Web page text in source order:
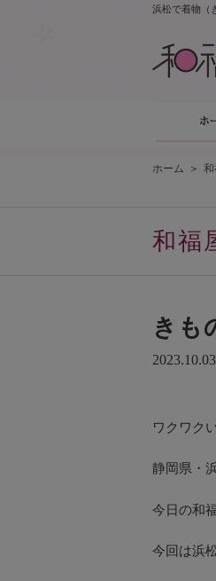
浜松で着物（
ホーム ＞
和福
きも
2023.10.03
ワクワク
静岡県・
今日の和
今回は浜